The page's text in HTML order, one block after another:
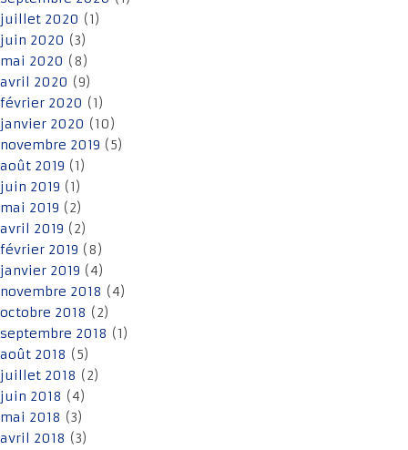
juillet 2020 (1)
juin 2020 (3)
mai 2020 (8)
avril 2020 (9)
février 2020 (1)
janvier 2020 (10)
novembre 2019 (5)
août 2019 (1)
juin 2019 (1)
mai 2019 (2)
avril 2019 (2)
février 2019 (8)
janvier 2019 (4)
novembre 2018 (4)
octobre 2018 (2)
septembre 2018 (1)
août 2018 (5)
juillet 2018 (2)
juin 2018 (4)
mai 2018 (3)
avril 2018 (3)